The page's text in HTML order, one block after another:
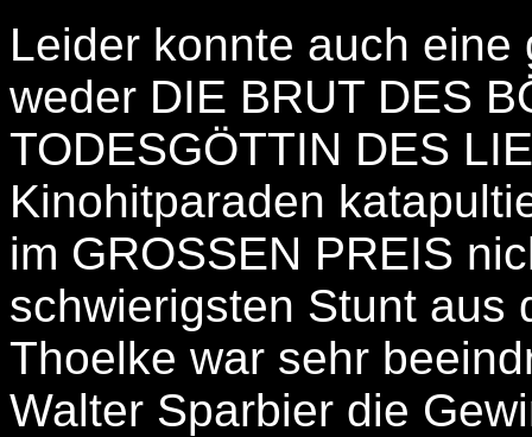
Leider konnte auch
weder DIE BRUT DES
TODESGÖTTIN DES
Kinohitparaden
im GROSSEN PREIS
schwierigsten Stunt aus
Thoelke war sehr
Walter Sparbier die